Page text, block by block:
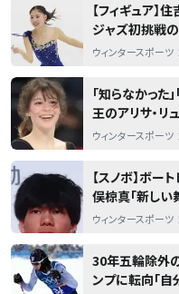
【フィギュア】
ジャズ初挑戦
ウィンタースポーツ
「知らなかった
王のアリサ・
式での背中全開
ウィンタースポーツ
【スノボ】ボ
俣椋真「新しい
ウィンタースポーツ
30年五輪除外
ンプに転向「